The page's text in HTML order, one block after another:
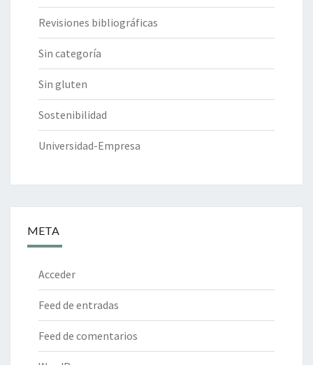
Revisiones bibliográficas
Sin categoría
Sin gluten
Sostenibilidad
Universidad-Empresa
META
Acceder
Feed de entradas
Feed de comentarios